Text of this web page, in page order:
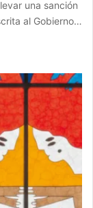
una sanción
al Gobierno…